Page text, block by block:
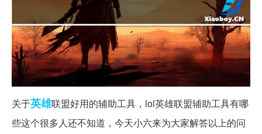
关于英雄联盟好用的辅助工具，lol英雄联盟辅助工具有哪
些这个很多人还不知道，今天小六来为大家解答以上的问